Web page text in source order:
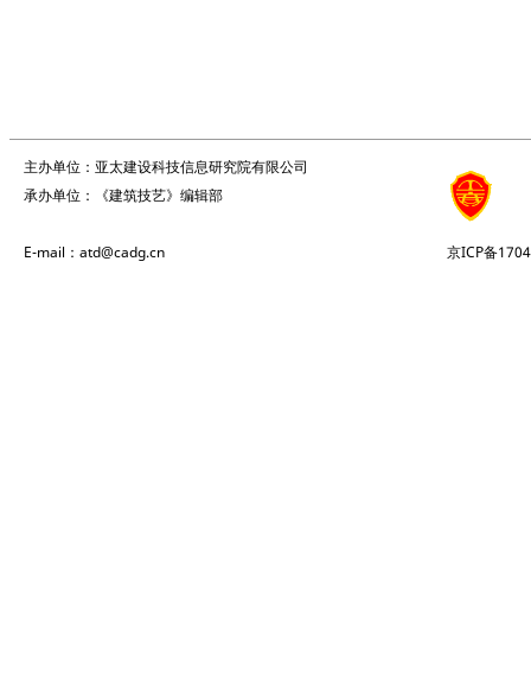
主办单位：亚太建设科技信息研究院有限公司
承办单位：《建筑技艺》编辑部
E-mail：atd@cadg.cn 京ICP备